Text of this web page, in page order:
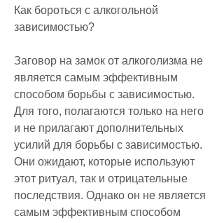
Как бороться с алкогольной
зависимостью?
Заговор на замок от алкоголизма не
является самым эффективным
способом борьбы с зависимостью.
Для того, полагаются только на него
и не прилагают дополнительных
усилий для борьбы с зависимостью.
Они ожидают, которые используют
этот ритуал, так и отрицательные
последствия. Однако он не является
самым эффективным способом